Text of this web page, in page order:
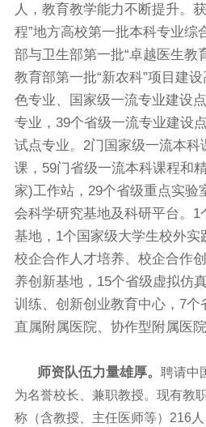
人，教育教学能力不断提升。
程”地方高校第一批本科专业综
部与卫生部第一批“卓越医生教
教育部第一批“新农科”项目建
色专业、国家级一流专业建设
专业， 39个省级一流专业建设
试点专业。 2门国家级一流本科
课， 59门省级一流本科课程和精
家)工作站， 29个省级重点实验
会科学研究基地及科研平台。 1
基地， 1个国家级大学生校外实
校企合作人才培养、校企合作
养创新基地， 15个省级虚拟仿
训练、创新创业教育中心， 7个
直属附属医院、协作型附属医院
师资队伍力量雄厚。 聘请中
为名誉校长、兼职教授。 现有教
称（含教授、主任医师等） 216